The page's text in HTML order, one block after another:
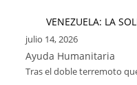
VENEZUELA: LA
julio 14, 2026
Ayuda Humanitaria
Tras el doble terremoto